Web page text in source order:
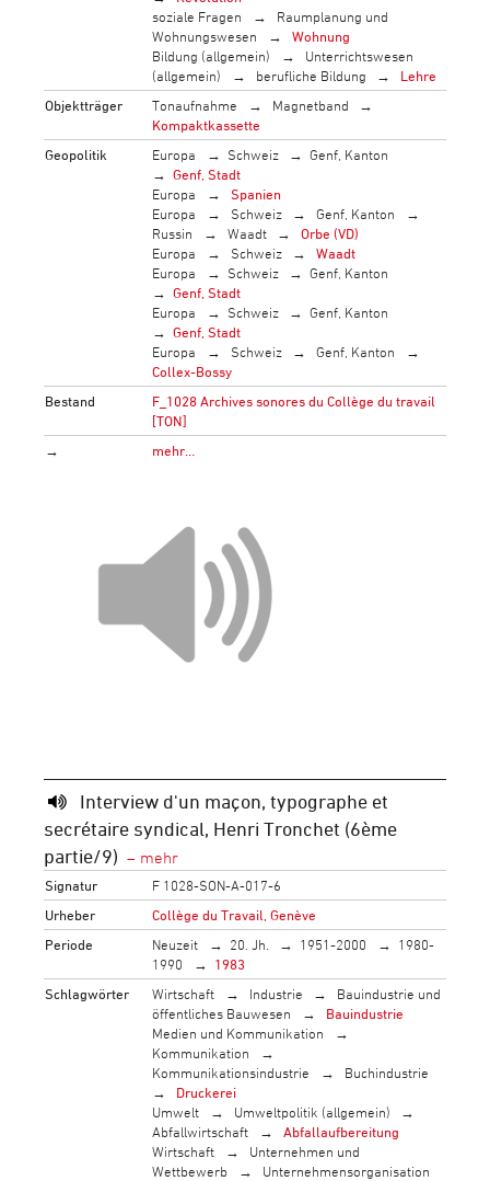
soziale Fragen
Raumplanung und
Wohnungswesen
Wohnung
Bildung (allgemein)
Unterrichtswesen
(allgemein)
berufliche Bildung
Lehre
Objektträger
Tonaufnahme
Magnetband
Kompaktkassette
Geopolitik
Europa Schweiz
Genf, Kanton
Genf, Stadt
Europa
Spanien
Europa
Schweiz
Genf, Kanton
Russin
Waadt
Orbe (VD)
Europa
Schweiz
Waadt
Europa
Schweiz
Genf, Kanton
Genf, Stadt
Europa
Schweiz
Genf, Kanton
Genf, Stadt
Europa
Schweiz
Genf, Kanton
Collex-Bossy
Bestand
F_1028 Archives sonores du Collège du travail
[TON]
→
mehr…
Interview d'un maçon, typographe et
secrétaire syndical, Henri Tronchet (6ème
partie/9)
Signatur
F 1028-SON-A-017-6
Urheber
Collège du Travail, Genève
Periode
Neuzeit 20. Jh. 1951-2000
1980-
1990
1983
Schlagwörter
Wirtschaft Industrie
Bauindustrie und
öffentliches Bauwesen
Bauindustrie
Medien und Kommunikation
Kommunikation
Kommunikationsindustrie
Buchindustrie
Druckerei
Umwelt
Umweltpolitik (allgemein)
Abfallwirtschaft
Abfallaufbereitung
Wirtschaft
Unternehmen und
Wettbewerb
Unternehmensorganisation